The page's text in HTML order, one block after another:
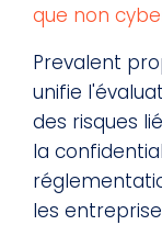
que non
Prevalent
unifie
des risques
la
les